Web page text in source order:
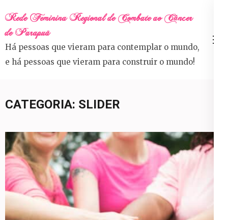
to
content
(Press
Enter)
Rede Feminina Regional de Combate ao Câncer
de Parapuã
Há pessoas que vieram para contemplar o mundo,
e há pessoas que vieram para construir o mundo!
CATEGORIA: SLIDER